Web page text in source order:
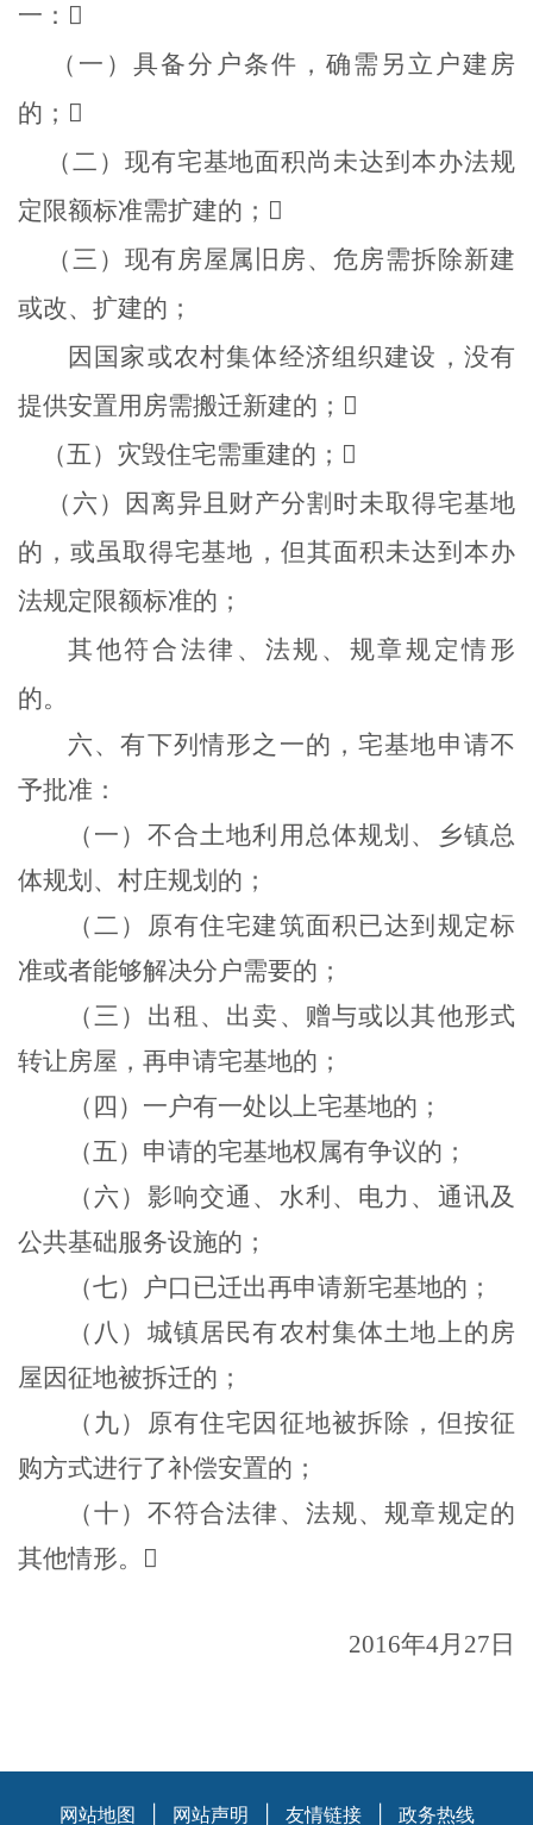
一： 
（一）具备分户条件，确需另立户建房
的； 
（二）现有宅基地面积尚未达到本办法规
定限额标准需扩建的； 
（三）现有房屋属旧房、危房需拆除新建
或改、扩建的；
因国家或农村集体经济组织建设，没有
提供安置用房需搬迁新建的； 
（五）灾毁住宅需重建的； 
（六）因离异且财产分割时未取得宅基地
的，或虽取得宅基地，但其面积未达到本办
法规定限额标准的；
其他符合法律、法规、规章规定情形
的。
六、有下列情形之一的，宅基地申请不
予批准：
（一）不合土地利用总体规划、乡镇总
体规划、村庄规划的；
（二）原有住宅建筑面积已达到规定标
准或者能够解决分户需要的；
（三）出租、出卖、赠与或以其他形式
转让房屋，再申请宅基地的；
（四）一户有一处以上宅基地的；
（五）申请的宅基地权属有争议的；
（六）影响交通、水利、电力、通讯及
公共基础服务设施的；
（七）户口已迁出再申请新宅基地的；
（八）城镇居民有农村集体土地上的房
屋因征地被拆迁的；
（九）原有住宅因征地被拆除，但按征
购方式进行了补偿安置的；
（十）不符合法律、法规、规章规定的
其他情形。 
2016年4月27日
网站地图 网站声明 友情链接 政务热线